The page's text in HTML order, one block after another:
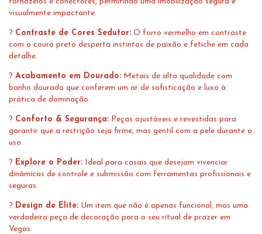
visualmente impactante.
? Contraste de Cores Sedutor: O forro vermelho em contraste
com o couro preto desperta instintos de paixão e fetiche em cada
detalhe.
? Acabamento em Dourado: Metais de alta qualidade com
banho dourado que conferem um ar de sofisticação e luxo à
prática de dominação.
? Conforto & Segurança: Peças ajustáveis e revestidas para
garantir que a restrição seja firme, mas gentil com a pele durante o
uso.
? Explore o Poder: Ideal para casais que desejam vivenciar
dinâmicas de controle e submissão com ferramentas profissionais e
seguras.
? Design de Elite: Um item que não é apenas funcional, mas uma
verdadeira peça de decoração para o seu ritual de prazer em
Vegas.